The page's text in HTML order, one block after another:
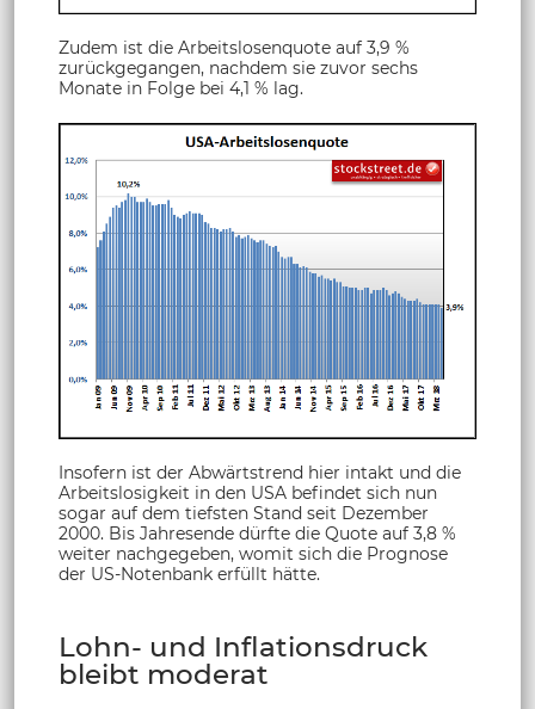
Zudem ist die Arbeitslosenquote auf 3,9 %
zurückgegangen, nachdem sie zuvor sechs
Monate in Folge bei 4,1 % lag.
Insofern ist der Abwärtstrend hier intakt und die
Arbeitslosigkeit in den USA befindet sich nun
sogar auf dem tiefsten Stand seit Dezember
2000. Bis Jahresende dürfte die Quote auf 3,8 %
weiter nachgegeben, womit sich die Prognose
der US-Notenbank erfüllt hätte.
Lohn- und Inflationsdruck
bleibt moderat